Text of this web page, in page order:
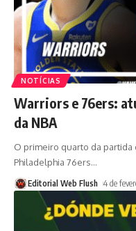
NOTÍCIAS
Warriors e 76ers:
da NBA
O primeiro quarto da
Philadelphia 76ers…
Editorial Web Flush 4 de